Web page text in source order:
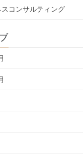
コンサルティング